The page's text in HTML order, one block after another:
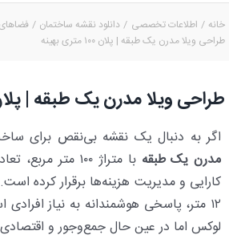
خانه اطلاعات تخصصی دانلود نقشه ساختمان
طراحی ویلا مدرن یک‌ طبقه | پلان ۱۰۰ متری بهینه
طراحی ویلا مدرن یک‌ طبقه | پلان ۱۰۰ متری
اگر به دنبال یک نقشه بی‌نقص برای
مدرن یک‌ طبقه
با متراژ ۱۰۰ متر
کارایی و مدیریت هزینه‌ها برقرار کرده
۱۲ متر، پاسخی هوشمندانه به نیاز
لوکس اما در عین حال جمع‌وجور و